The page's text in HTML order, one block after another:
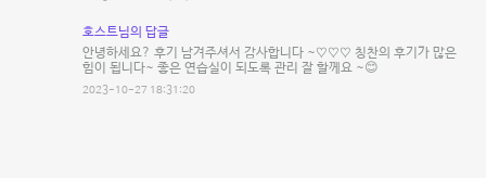
호스트님의 답글
안녕하세요? 후기 남겨주셔서 감사합니다 ~♡♡♡ 칭찬의 후기가 많은
힘이 됩니다~ 좋은 연습실이 되도록 관리 잘 할께요 ~😊
2023-10-27 18:31:20